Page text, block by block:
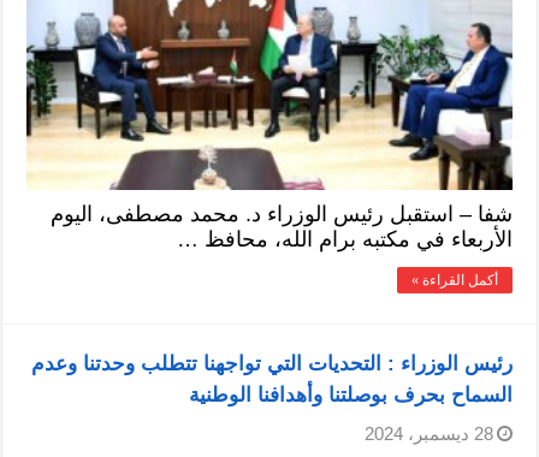
شفا – استقبل رئيس الوزراء د. محمد مصطفى، اليوم
الأربعاء في مكتبه برام الله، محافظ …
أكمل القراءة »
رئيس الوزراء : التحديات التي تواجهنا تتطلب وحدتنا وعدم
السماح بحرف بوصلتنا وأهدافنا الوطنية
28 ديسمبر، 2024